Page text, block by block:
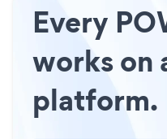
Every
works on
platform.